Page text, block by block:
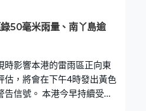
50毫米雨量、南丫島逾
時影響本港的雷雨區正向東
估，將會在下午4時發出黃色
信號。 本港今早持續受大